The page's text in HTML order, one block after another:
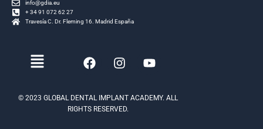
info@gdia.eu
+ 34 91 072 62 27
Travesía C. Dr. Fleming 16. Madrid España
Menú
F
a
e
b
I
n
t
a
Y
o
t
u
© 2023 GLOBAL DENTAL IMPLANT ACADEMY. ALL
RIGHTS RESERVED.